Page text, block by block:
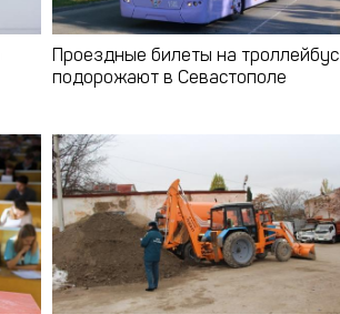
Проездные билеты на троллейбус
подорожают в Севастополе